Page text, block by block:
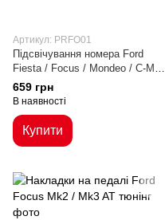
Артикул: PRFO01
Підсвічування номера Ford
Fiesta / Focus / Mondeo / C-Max
/ S-Max / Galaxy
659 грн
В наявності
Купити